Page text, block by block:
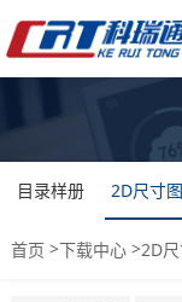
目录样册 2D尺寸图
首页 >下载中心>2D